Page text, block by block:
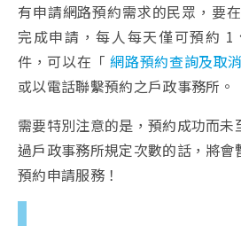
有申請網路預約需求的民眾，要
完成申請，每人每天僅可預約
件，可以在「網路預約查詢及取消
或以電話聯繫預約之戶政事務所。
需要特別注意的是，預約成功而
過戶政事務所規定次數的話，將
預約申請服務！